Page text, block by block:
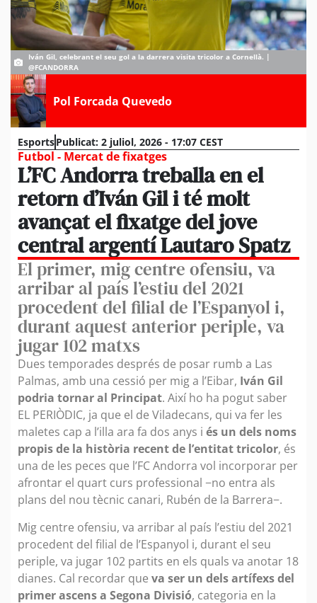
Iván Gil, celebrant el seu gol a la darrera visita tricolor a Cornellà. |
@FCANDORRA
Pol Forcada Quevedo
EsportsPublicat: 2 juliol, 2026 - 17:07 CEST
Futbol - Mercat de fixatges
L’FC Andorra treballa en el
retorn d’Iván Gil i té molt
avançat el fixatge del jove
central argentí Lautaro Spatz
El primer, mig centre ofensiu, va
arribar al país l’estiu del 2021
procedent del filial de l’Espanyol i,
durant aquest anterior periple, va
jugar 102 matxs
Dues temporades després de posar rumb a Las
Palmas, amb una cessió per mig a l’Eibar, Iván Gil
podria tornar al Principat. Així ho ha pogut saber
EL PERIÒDIC, ja que el de Viladecans, qui va fer les
maletes cap a l’illa ara fa dos anys i és un dels noms
propis de la història recent de l’entitat tricolor, és
una de les peces que l’FC Andorra vol incorporar per
afrontar el quart curs professional −no entra als
plans del nou tècnic canari, Rubén de la Barrera−.
Mig centre ofensiu, va arribar al país l’estiu del 2021
procedent del filial de l’Espanyol i, durant el seu
periple, va jugar 102 partits en els quals va anotar 18
dianes. Cal recordar que va ser un dels artífexs del
primer ascens a Segona Divisió, categoria en la